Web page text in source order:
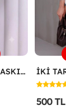
SOL ÇİÇEK DEMET BASKILI TİŞÖRT Beyaz
500 TL